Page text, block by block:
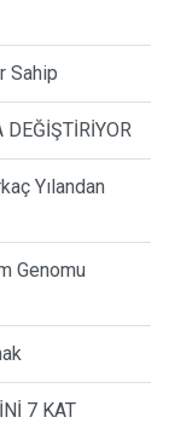
Sahip
Yılandan
Genomu
7 KAT